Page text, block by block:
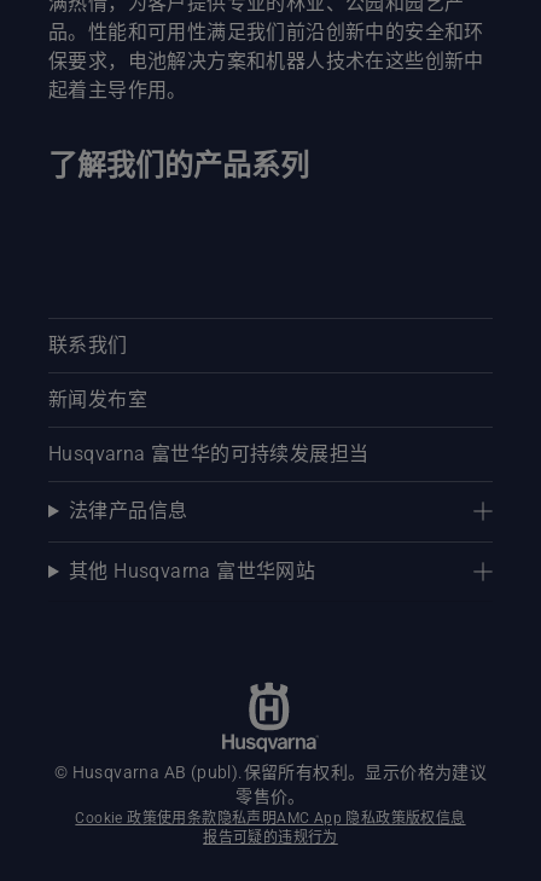
品。性能和可用性满足我们前沿创新中的安全和环
保要求，电池解决方案和机器人技术在这些创新中
起着主导作用。
了解我们的产品系列
联系我们
新闻发布室
Husqvarna 富世华的可持续发展担当
法律产品信息
其他 Husqvarna 富世华网站
© Husqvarna AB (publ).保留所有权利。显示价格为建议
零售价。
Cookie 政策使用条款 隐私声明AMC App 隐私政策版权信息
报告可疑的违规行为